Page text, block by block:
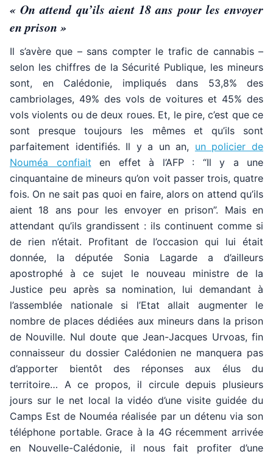
« On attend qu’ils aient 18 ans pour les envoyer
en prison »
Il s’avère que – sans compter le trafic de cannabis –
selon les chiffres de la Sécurité Publique, les mineurs
sont, en Calédonie, impliqués dans 53,8% des
cambriolages, 49% des vols de voitures et 45% des
vols violents ou de deux roues. Et, le pire, c’est que ce
sont presque toujours les mêmes et qu’ils sont
parfaitement identifiés. Il y a un an, un policier de
Nouméa confiait en effet à l’AFP : “Il y a une
cinquantaine de mineurs qu’on voit passer trois, quatre
fois. On ne sait pas quoi en faire, alors on attend qu’ils
aient 18 ans pour les envoyer en prison”. Mais en
attendant qu’ils grandissent : ils continuent comme si
de rien n’était. Profitant de l’occasion qui lui était
donnée, la députée Sonia Lagarde a d’ailleurs
apostrophé à ce sujet le nouveau ministre de la
Justice peu après sa nomination, lui demandant à
l’assemblée nationale si l’Etat allait augmenter le
nombre de places dédiées aux mineurs dans la prison
de Nouville. Nul doute que Jean-Jacques Urvoas, fin
connaisseur du dossier Calédonien ne manquera pas
d’apporter bientôt des réponses aux élus du
territoire… A ce propos, il circule depuis plusieurs
jours sur le net local la vidéo d’une visite guidée du
Camps Est de Nouméa réalisée par un détenu via son
téléphone portable. Grace à la 4G récemment arrivée
en Nouvelle-Calédonie, il nous fait profiter d’une